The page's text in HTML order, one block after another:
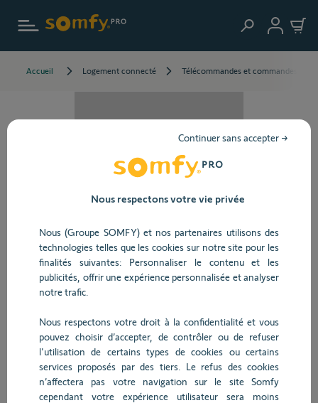
Accueil Logement connecté Télécommandes et commandes
Voir toutes les images et vidéos
Hz Zigbee BHz RTS io
34.4
kg CO
Nous respectons votre vie privée
Nous (Groupe SOMFY) et nos partenaires utilisons des
technologies telles que les cookies sur notre site pour les
finalités suivantes: Personnaliser le contenu et les
publicités, offrir une expérience personnalisée et analyser
notre trafic.
Nous respectons votre droit à la confidentialité et vous
pouvez choisir d’accepter, de contrôler ou de refuser
l'utilisation de certains types de cookies ou certains
services proposés par des tiers. Le refus des cookies
n’affectera pas votre navigation sur le site Somfy
cependant votre expérience utilisateur sera moins
Continuer sans accepter →